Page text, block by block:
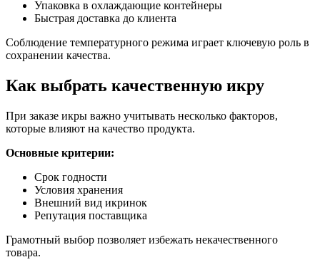
Упаковка в охлаждающие контейнеры
Быстрая доставка до клиента
Соблюдение температурного режима играет ключевую роль в
сохранении качества.
Как выбрать качественную икру
При заказе икры важно учитывать несколько факторов,
которые влияют на качество продукта.
Основные критерии:
Срок годности
Условия хранения
Внешний вид икринок
Репутация поставщика
Грамотный выбор позволяет избежать некачественного
товара.